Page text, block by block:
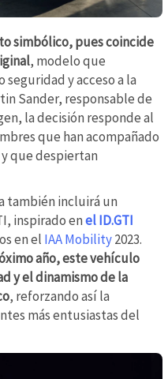
simbólico, pues coincide
, modelo que
y acceso a la
Sander, responsable de
la decisión responde al
que han acompañado
que despiertan
también incluirá un
inspirado enel ID.GTI
en el IAA Mobility2023.
año, este vehículo
y el dinamismo de la
, reforzando así la
más entusiastas del